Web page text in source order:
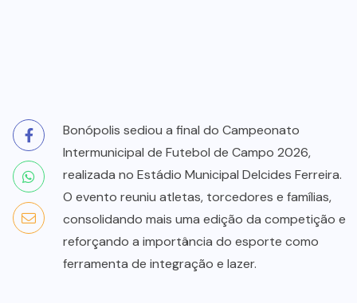
Bonópolis sediou a final do Campeonato
Intermunicipal de Futebol de Campo 2026,
realizada no Estádio Municipal Delcides Ferreira.
O evento reuniu atletas, torcedores e famílias,
consolidando mais uma edição da competição e
reforçando a importância do esporte como
ferramenta de integração e lazer.